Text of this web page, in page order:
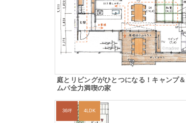
庭とリビングがひとつになる！キャンプ
ムパ全力満喫の家
36坪 4LDK